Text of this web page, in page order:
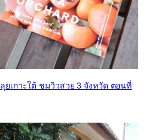
ยเกาะใต้ ชมวิวสวย 3 จังหวัด ตอนที่